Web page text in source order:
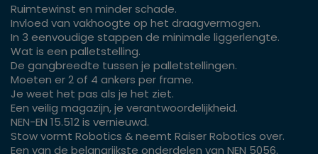
Ruimtewinst en minder schade.
Invloed van vakhoogte op het draagvermogen.
In 3 eenvoudige stappen de minimale liggerlengte.
Wat is een palletstelling.
De gangbreedte tussen je palletstellingen.
Moeten er 2 of 4 ankers per frame.
Je weet het pas als je het ziet.
Een veilig magazijn, je verantwoordelijkheid.
NEN-EN 15.512 is vernieuwd.
Stow vormt Robotics & neemt Raiser Robotics over.
Een van de belangrijkste onderdelen van NEN 5056.